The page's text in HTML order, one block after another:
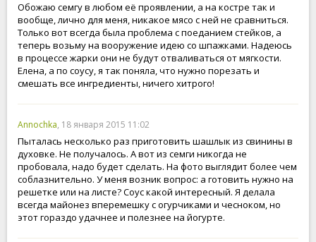
Обожаю семгу в любом её проявлении, а на костре так и
вообще, лично для меня, никакое мясо с ней не сравниться.
Только вот всегда была проблема с поеданием стейков, а
теперь возьму на вооружение идею со шпажками. Надеюсь
в процессе жарки они не будут отваливаться от мягкости.
Елена, а по соусу, я так поняла, что нужно порезать и
смешать все ингредиенты, ничего хитрого!
Annochka, 18 января 2015 11:02
Пыталась несколько раз приготовить шашлык из свинины в
духовке. Не получалось. А вот из семги никогда не
пробовала, надо будет сделать. На фото выглядит более чем
соблазнительно. У меня возник вопрос: а готовить нужно на
решетке или на листе? Соус какой интересный. Я делала
всегда майонез вперемешку с огурчиками и чесноком, но
этот гораздо удачнее и полезнее на йогурте.